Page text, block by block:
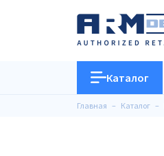
Каталог
Главная Каталог